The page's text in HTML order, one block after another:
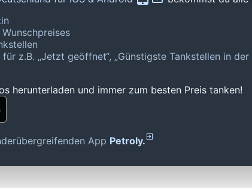
z.B. „Jetzt geöffnet“, „Günstigste Tankstellen in
herunterladen und immer zum besten Preis tanken!
App Petroly.